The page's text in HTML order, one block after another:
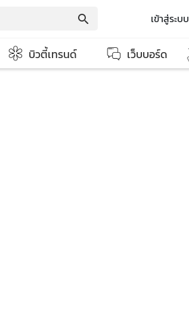
search เข้าสู่ระบบ
บิวตี้เทรนด์ เว็บบอร์ด